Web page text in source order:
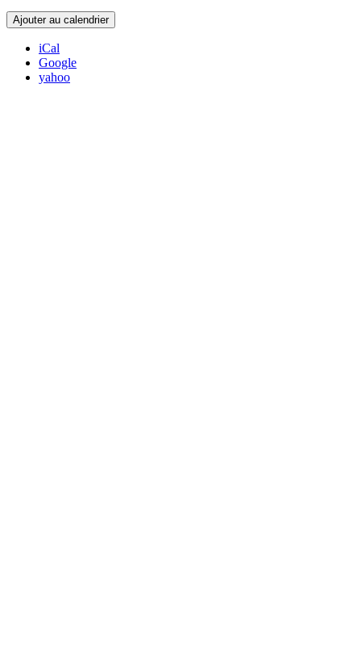
Ajouter au calendrier
iCal
Google
yahoo